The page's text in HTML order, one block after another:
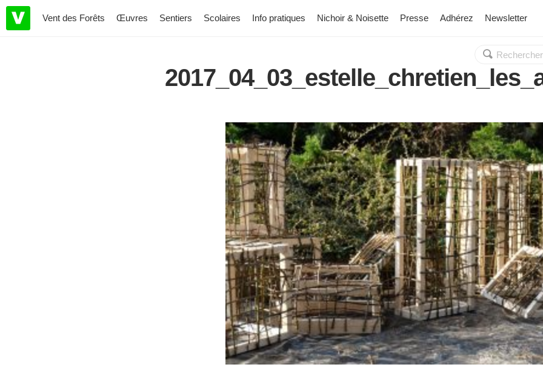
Vent des Forêts Œuvres Sentiers Scolaires Info pratiques Nichoir & Noisette Presse Adhérez Newsletter
Rechercher :
OK